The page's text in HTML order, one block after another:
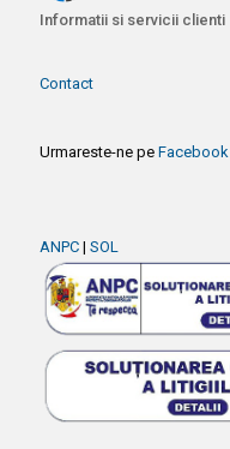
Informatii si servicii clienti
Contact
Urmareste-ne pe Facebook
ANPC | SOL